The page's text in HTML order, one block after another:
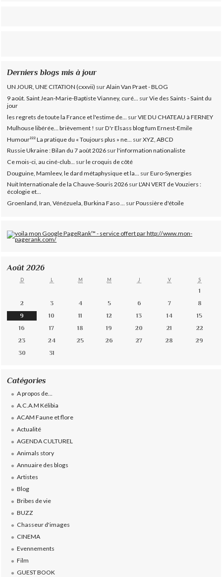
Derniers blogs mis à jour
UN JOUR, UNE CITATION (cxxvii) surAlain Van Praet - BLOG
9 août. Saint Jean-Marie-Baptiste Vianney, curé... surVie des Saints - Saint du
jour
les regrets de toute la France et l'estime de...
surVIE DU CHATEAU à FERNEY
Mulhouse libérée… brièvement ! surD'r Elsass blog fum Ernest-Emile
Humour²²² La pratique du « Toujours plus » ne...
surXYZ, ABCD
Russie Ukraine : Bilan du 7 août 2026 surl'information nationaliste
Ce mois-ci, au ciné-club... surle croquis de côté
Douguine, Mamleev, le dard métaphysique et la...
surEuro-Synergies
Nuit Internationale de la Chauve-Souris 2026 surL'AN VERT de Vouziers :
écologie et...
Groenland, Iran, Vénézuela, Burkina Faso ...
surPoussière d'étoile
Août 2026
D L M M J V S
1
2
3 4 5 6 7
8
9
10 11 12 13 14
15
16
17 18 19 20 21
22
23
24 25 26 27 28
29
30
31
Catégories
A propos de...
A.C.A.M Kélibia
ACAM Faune et flore
Actualité
AGENDA CULTUREL
Animals story
Annuaire des blogs
Artistes
Blog
Bribes de vie
BUZZ
Chasseur d'images
CINEMA
Evennements
Film
GUEST BOOK